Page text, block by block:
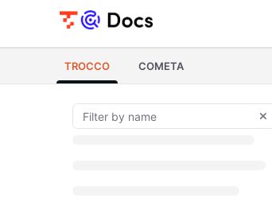
Documentation Index
Use this file to discover all available pages before
TROCCO COMETA